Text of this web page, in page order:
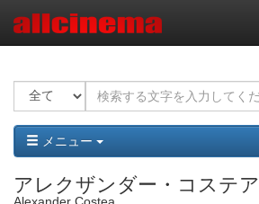
メニュー
アレクザンダー・コステア